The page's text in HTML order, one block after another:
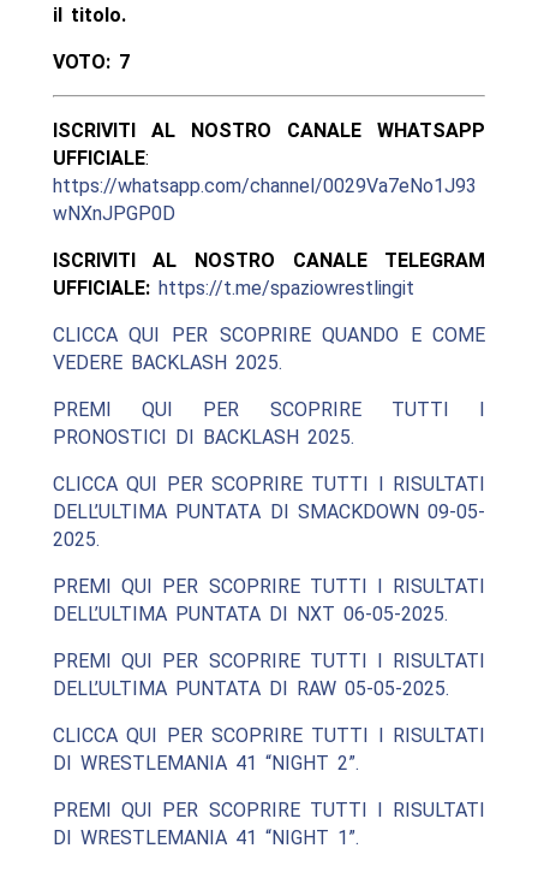
il titolo.
VOTO: 7
ISCRIVITI AL NOSTRO CANALE WHATSAPP
UFFICIALE:
https://whatsapp.com/channel/0029Va7eNo1J93
wNXnJPGP0D
ISCRIVITI AL NOSTRO CANALE TELEGRAM
UFFICIALE: https://t.me/spaziowrestlingit
CLICCA QUI PER SCOPRIRE QUANDO E COME
VEDERE BACKLASH 2025.
PREMI QUI PER SCOPRIRE TUTTI I
PRONOSTICI DI BACKLASH 2025.
CLICCA QUI PER SCOPRIRE TUTTI I RISULTATI
DELL’ULTIMA PUNTATA DI SMACKDOWN 09-05-
2025.
PREMI QUI PER SCOPRIRE TUTTI I RISULTATI
DELL’ULTIMA PUNTATA DI NXT 06-05-2025.
PREMI QUI PER SCOPRIRE TUTTI I RISULTATI
DELL’ULTIMA PUNTATA DI RAW 05-05-2025.
CLICCA QUI PER SCOPRIRE TUTTI I RISULTATI
DI WRESTLEMANIA 41 “NIGHT 2”.
PREMI QUI PER SCOPRIRE TUTTI I RISULTATI
DI WRESTLEMANIA 41 “NIGHT 1”.